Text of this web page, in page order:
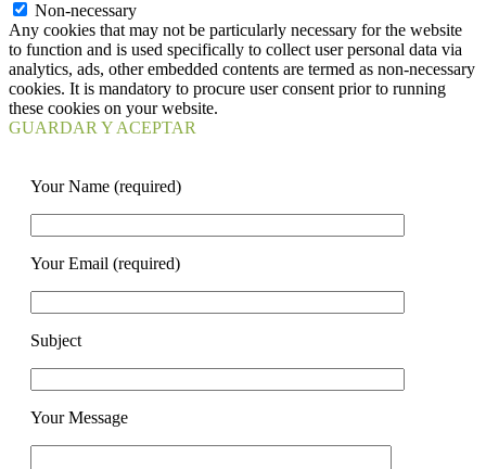
Non-necessary
Any cookies that may not be particularly necessary for the website
to function and is used specifically to collect user personal data via
analytics, ads, other embedded contents are termed as non-necessary
cookies. It is mandatory to procure user consent prior to running
these cookies on your website.
GUARDAR Y ACEPTAR
Your Name (required)
Your Email (required)
Subject
Your Message